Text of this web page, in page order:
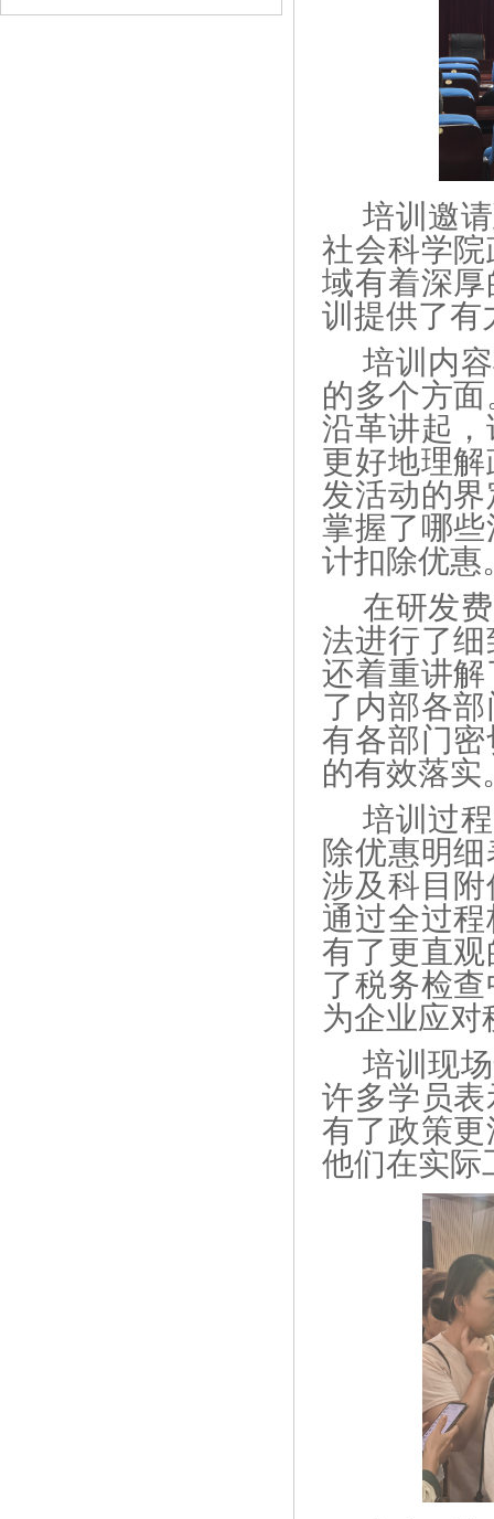
培训邀
社会科学
域有着深
训提供了有
培训内
的多个方
沿革讲起
更好地理
发活动的
掌握了哪
计扣除优惠
在研发
法进行了
还着重讲
了内部各
有各部门
的有效落实
培训过
除优惠明
涉及科目
通过全过
有了更直
了税务检
为企业应对
培训现
许多学员
有了政策
他们在实际